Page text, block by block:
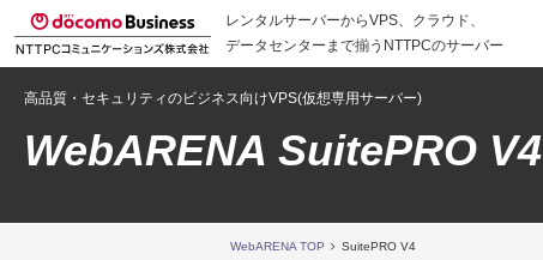
レンタルサーバーからVPS、クラウド、
データセンターまで揃うNTTPCのサーバー
高品質・セキュリティのビジネス向けVPS(仮想専用サーバー)
WebARENA SuitePRO V4
WebARENA TOP SuitePRO V4